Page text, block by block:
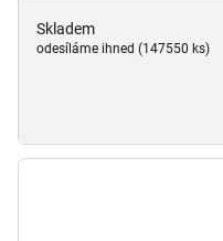
Skladem
odesíláme ihned (147550 ks)